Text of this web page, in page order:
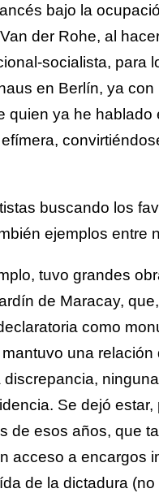
bajo la
der Rohe, al
socialista, para
en Berlín, ya
quien ya he
buscando los
ejemplos entre
tuvo grandes
de Maracay,
como
una
discrepancia,
Se dejó
de esos años, que
acceso a encargos
de la dictadura